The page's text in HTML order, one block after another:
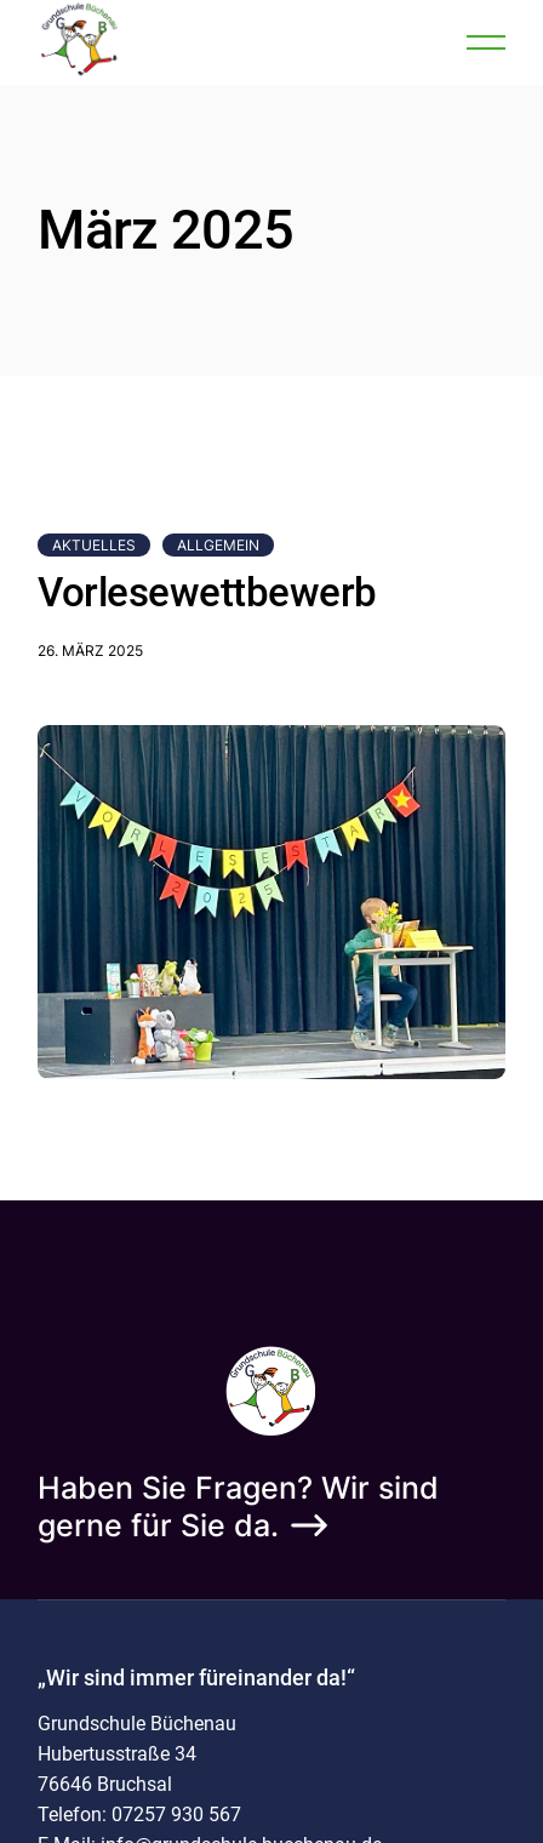
content
März 2025
AKTUELLES ALLGEMEIN
Vorlesewettbewerb
26. MÄRZ 2025
Haben Sie Fragen? Wir sind
gerne für Sie da.
„Wir sind immer füreinander da!“
Grundschule Büchenau
Hubertusstraße 34
76646 Bruchsal
Telefon: 07257 930 567